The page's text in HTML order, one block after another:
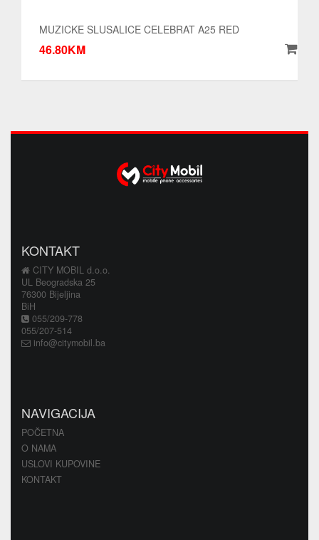
MUZICKE SLUSALICE CELEBRAT A25 RED
46.80KM
KONTAKT
CITY MOBIL d.o.o.
UL Beogradska 25
76300 Bijeljina
BiH
055/209-778
055/207-514
info@citymobil.ba
NAVIGACIJA
POČETNA
O NAMA
USLOVI KUPOVINE
KONTAKT